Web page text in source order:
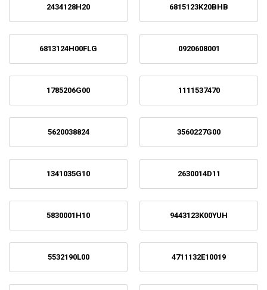
2434128H20 6815123K20BHB
6813124H00FLG 0920608001
1785206G00 1111537470
5620038824 3560227G00
1341035G10 2630014D11
5830001H10 9443123K00YUH
5532190L00 4711132E10019